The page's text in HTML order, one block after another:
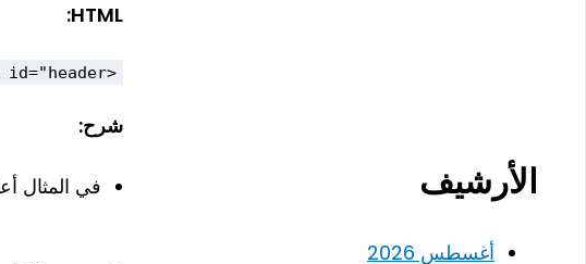
الأرشيف
أغسطس 2026
HTML:
<div id="header">هذا هو الهيدر</div>
شرح:
في المثال